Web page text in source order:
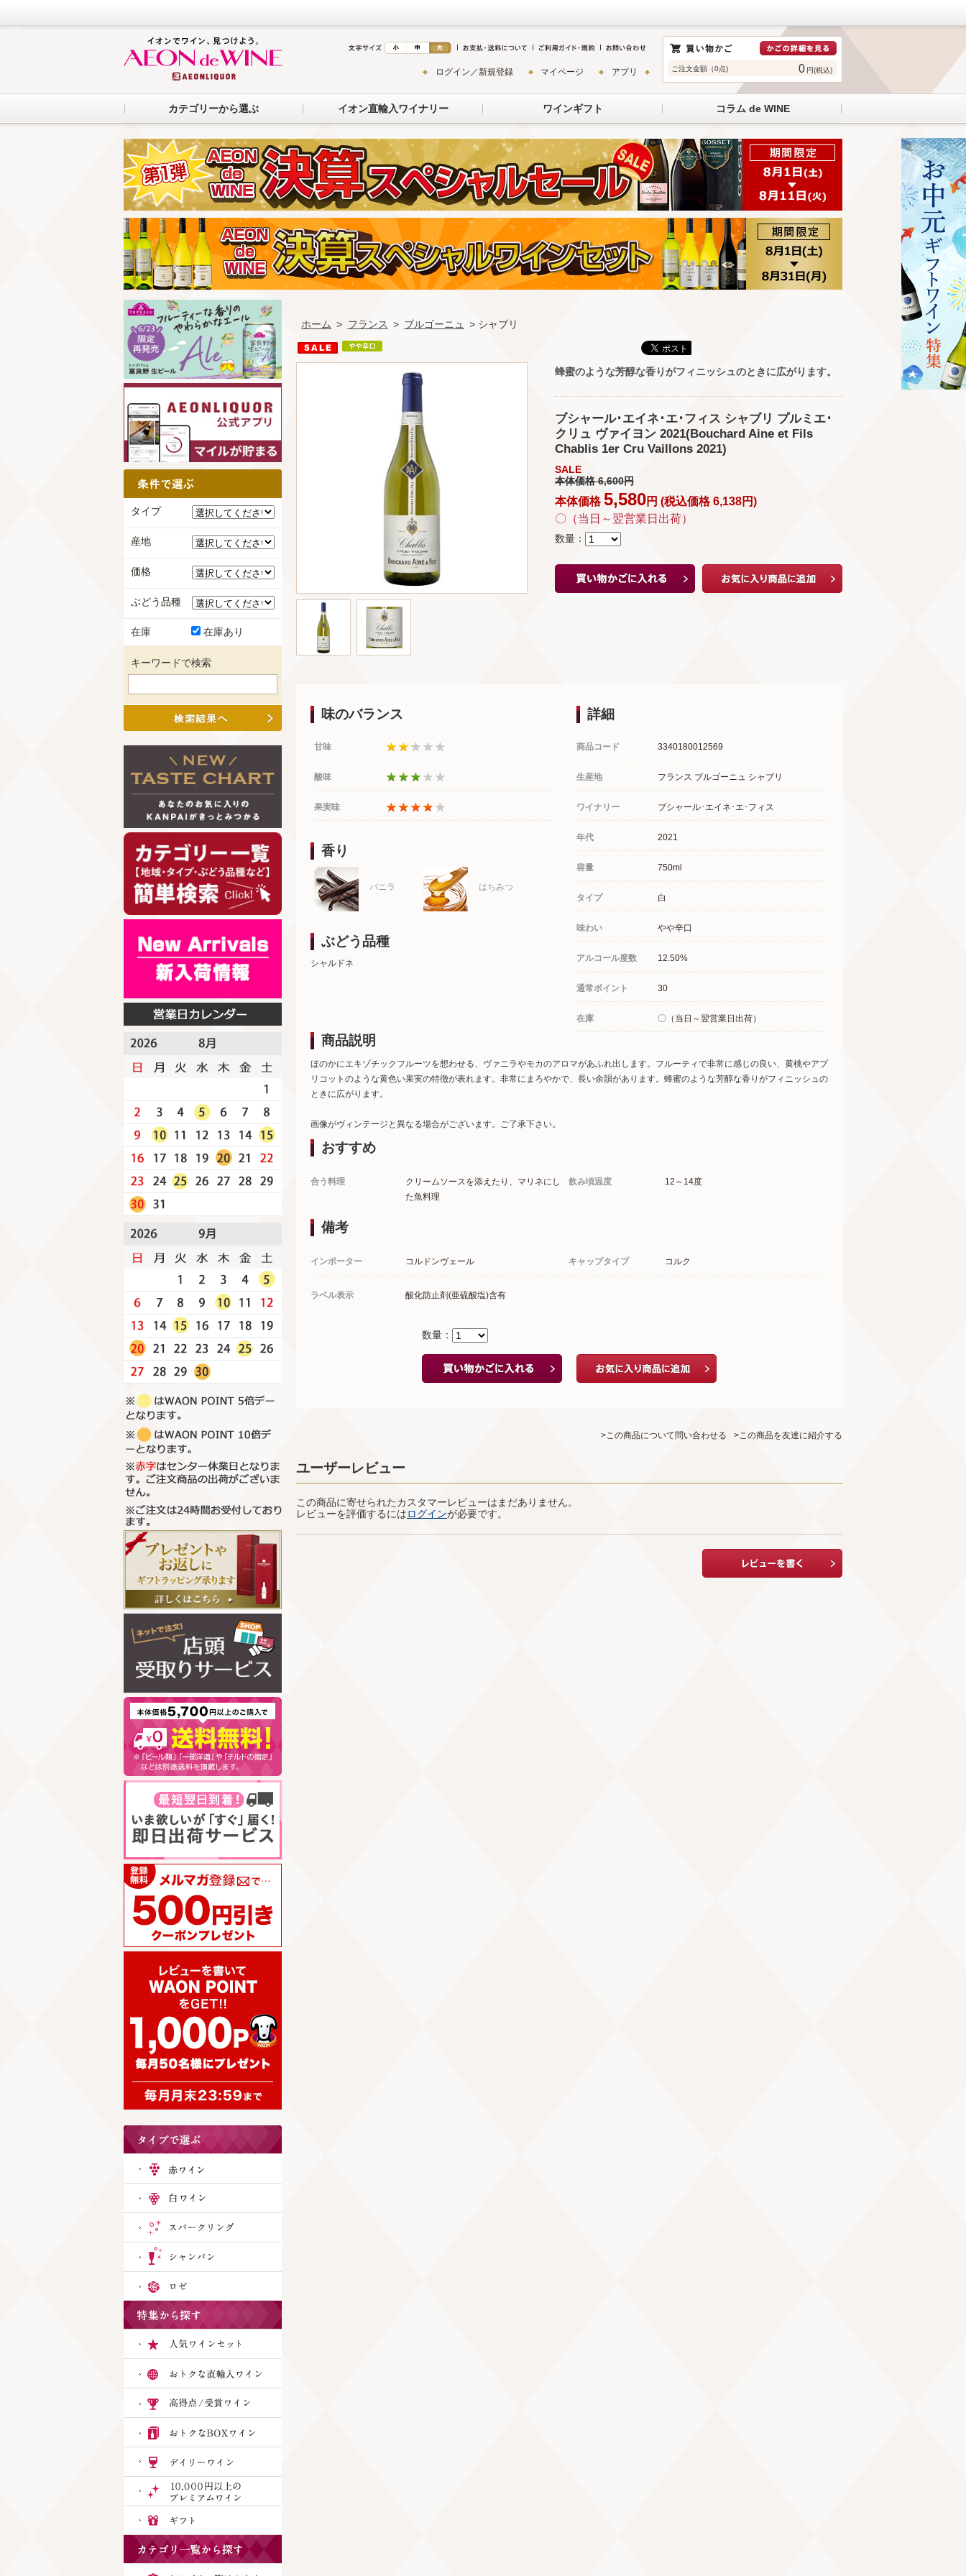
ご注文金額（0点) 0 円(税込)
ログイン／新規登録 マイページ アプリ
カテゴリーから選ぶ イオン直輸入ワイナリー ワインギフト コラム de WINE
ホーム > フランス > ブルゴーニュ > シャブリ
蜂蜜のような芳醇な香りがフィニッシュのときに広がります。
ブシャール･エイネ･エ･フィス シャブリ プルミエ･
クリュ ヴァイヨン 2021(Bouchard Aine et Fils
Chablis 1er Cru Vaillons 2021)
SALE
本体価格 6,600円
本体価格5,580円 (税込価格6,138円)
〇（当日～翌営業日出荷）
数量：
詳細
商品コード 3340180012569
生産地 フランス ブルゴーニュ シャブリ
ワイナリー ブシャール･エイネ･エ･フィス
年代 2021
容量 750ml
タイプ 白
味わい やや辛口
アルコール度数 12.50%
通常ポイント 30
在庫 〇（当日～翌営業日出荷）
味のバランス
甘味
酸味
果実味
香り
バニラ はちみつ
ぶどう品種
シャルドネ
商品説明
ほのかにエキゾチックフルーツを想わせる、ヴァニラやモカのアロマがあふれ出します。フルーティで非常に感じの良い、黄桃やアプ
リコットのような黄色い果実の特徴が表れます。非常にまろやかで、長い余韻があります。蜂蜜のような芳醇な香りがフィニッシュの
ときに広がります。
画像がヴィンテージと異なる場合がございます。ご了承下さい。
おすすめ
合う料理
クリームソースを添えたり、マリネにし
た魚料理
飲み頃温度 12～14度
備考
インポーター コルドンヴェール キャップタイプ コルク
ラベル表示 酸化防止剤(亜硫酸塩)含有
数量：
>この商品について問い合わせる >この商品を友達に紹介する
ユーザーレビュー
この商品に寄せられたカスタマーレビューはまだありません。
レビューを評価するにはログインが必要です。
タイプ
産地
価格
ぶどう品種
在庫 在庫あり
キーワードで検索